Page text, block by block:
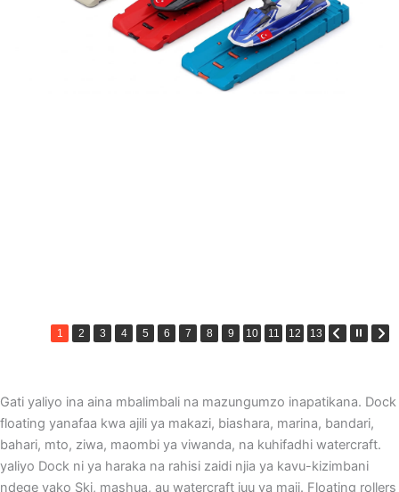
1 2 3 4 5 6 7 8 9 10 11 12 13
Gati yaliyo ina aina mbalimbali na mazungumzo inapatikana. Dock
floating yanafaa kwa ajili ya makazi, biashara, marina, bandari,
bahari, mto, ziwa, maombi ya viwanda, na kuhifadhi watercraft.
yaliyo Dock ni ya haraka na rahisi zaidi njia ya kavu-kizimbani
ndege yako Ski, mashua, au watercraft juu ya maji. Floating rollers